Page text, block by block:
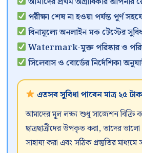
পরীক্ষা শেষ না হওয়া পর্যন্ত পূর্ণ
বিনামূল্যে অনলাইন মক টেস্টের
Watermark-মুক্ত পরিষ্কার ও
সিলেবাস ও বোর্ডের নির্দেশিকা
এতসব সুবিধা পাবেন মাত্র ২৫
আমাদের মূল লক্ষ্য শুধু সাজেশন বিক্রি
ছাত্রছাত্রীদের উপকৃত করা, তাদের
সাহায্য করা এবং সঠিক প্রস্তুতির